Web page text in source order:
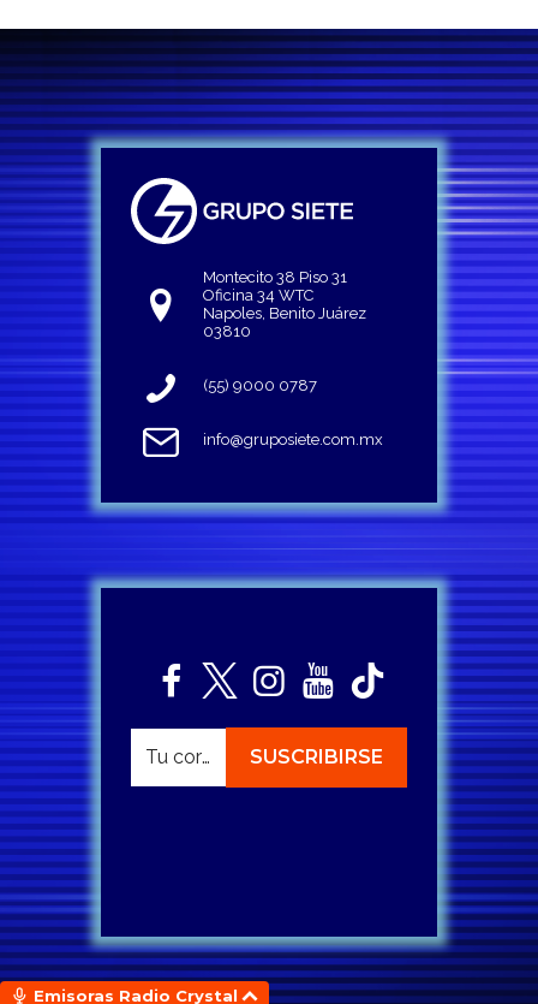
Montecito 38 Piso 31
Oficina 34 WTC
Napoles, Benito Juárez
03810
(55) 9000 0787
info@gruposiete.com.mx
Emisoras Radio Crystal